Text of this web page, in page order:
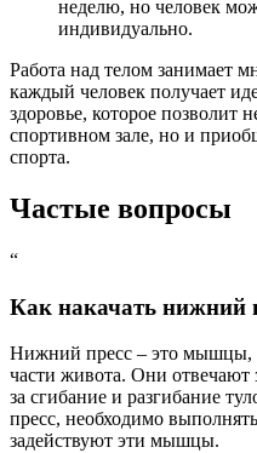
неделю, но человек
индивидуально.
Работа над телом занимает
каждый человек получает
здоровье, которое позволит
спортивном зале, но и
спорта.
Частые вопросы
“
Как накачать нижний
Нижний пресс – это мышцы,
части живота. Они отвечают
за сгибание и разгибание
пресс, необходимо
задействуют эти мышцы.